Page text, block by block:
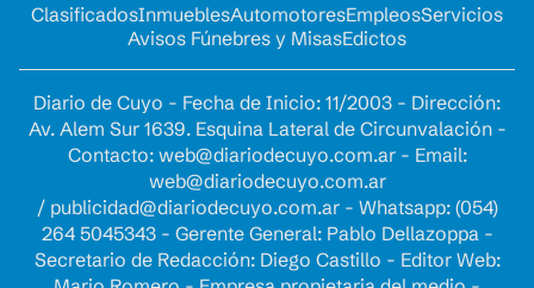
ClasificadosInmueblesAutomotoresEmpleosServicios
Avisos Fúnebres y MisasEdictos
Diario de Cuyo - Fecha de Inicio: 11/2003 - Dirección:
Av. Alem Sur 1639. Esquina Lateral de Circunvalación -
Contacto: web@diariodecuyo.com.ar- Email:
web@diariodecuyo.com.ar
/ publicidad@diariodecuyo.com.ar- Whatsapp: (054)
264 5045343 - Gerente General: Pablo Dellazoppa -
Secretario de Redacción: Diego Castillo - Editor Web: